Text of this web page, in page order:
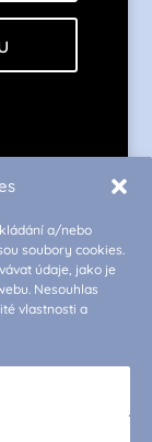
a/nebo
soubory cookies.
údaje, jako je
Nesouhlas
vlastnosti a